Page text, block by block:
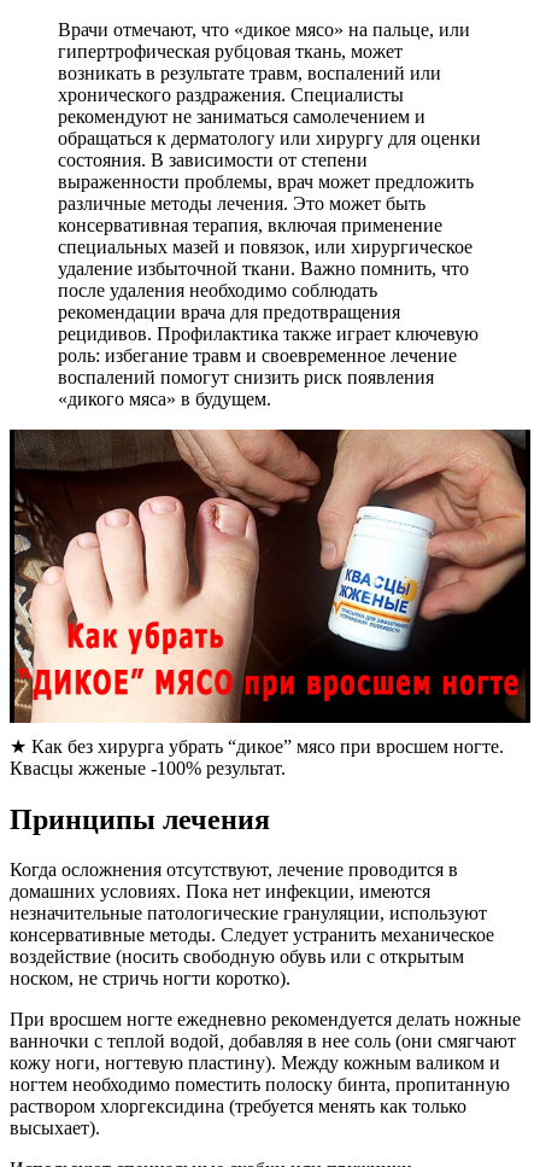
Врачи отмечают, что «дикое мясо» на пальце, или
гипертрофическая рубцовая ткань, может
возникать в результате травм, воспалений или
хронического раздражения. Специалисты
рекомендуют не заниматься самолечением и
обращаться к дерматологу или хирургу для оценки
состояния. В зависимости от степени
выраженности проблемы, врач может предложить
различные методы лечения. Это может быть
консервативная терапия, включая применение
специальных мазей и повязок, или хирургическое
удаление избыточной ткани. Важно помнить, что
после удаления необходимо соблюдать
рекомендации врача для предотвращения
рецидивов. Профилактика также играет ключевую
роль: избегание травм и своевременное лечение
воспалений помогут снизить риск появления
«дикого мяса» в будущем.
★ Как без хирурга убрать “дикое” мясо при вросшем ногте.
Квасцы жженые -100% результат.
Принципы лечения
Когда осложнения отсутствуют, лечение проводится в
домашних условиях. Пока нет инфекции, имеются
незначительные патологические грануляции, используют
консервативные методы. Следует устранить механическое
воздействие (носить свободную обувь или с открытым
носком, не стричь ногти коротко).
При вросшем ногте ежедневно рекомендуется делать ножные
ванночки с теплой водой, добавляя в нее соль (они смягчают
кожу ноги, ногтевую пластину). Между кожным валиком и
ногтем необходимо поместить полоску бинта, пропитанную
раствором хлоргексидина (требуется менять как только
высыхает).